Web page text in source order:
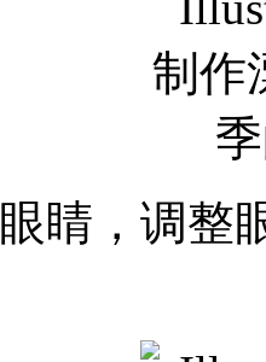
睛，调整